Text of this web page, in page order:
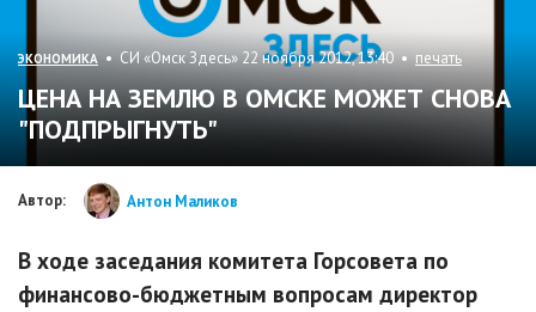
ЭКОНОМИКА • СИ «Омск Здесь» 22 ноября 2012, 13:40 • печать
ЦЕНА НА ЗЕМЛЮ В ОМСКЕ МОЖЕТ СНОВА
"ПОДПРЫГНУТЬ"
Автор: Антон Маликов
В ходе заседания комитета Горсовета по
финансово-бюджетным вопросам директор